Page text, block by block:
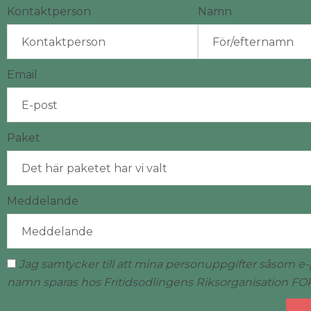
Kontaktperson Namn
Email
Paket
Meddelande
Jag samtycker till att mina personuppgifter såsom
namn sparas hos Fritidsodlingens Riksorganisation